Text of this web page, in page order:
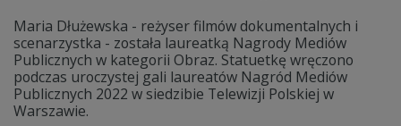
Maria Dłużewska - reżyser filmów dokumentalnych i
scenarzystka - została laureatką Nagrody Mediów
Publicznych w kategorii Obraz. Statuetkę wręczono
podczas uroczystej gali laureatów Nagród Mediów
Publicznych 2022 w siedzibie Telewizji Polskiej w
Warszawie.